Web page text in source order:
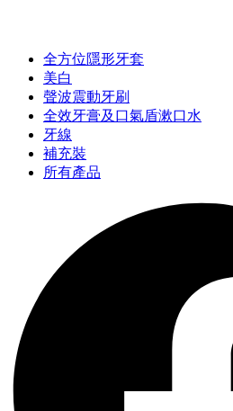
全方位隱形牙套
美白
聲波震動牙刷
全效牙膏及口氣盾漱口水
牙線
補充裝
所有產品